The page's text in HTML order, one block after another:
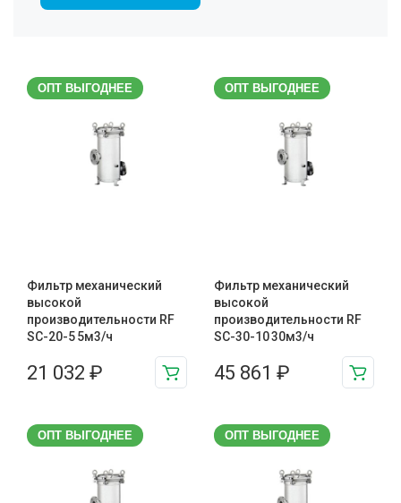
ОПТ ВЫГОДНЕЕ
Фильтр механический
высокой
производительности RF
SC-20-5 5м3/ч
21 032 ₽
ОПТ ВЫГОДНЕЕ
Фильтр механический
высокой
производительности RF
SC-30-10 30м3/ч
45 861 ₽
ОПТ ВЫГОДНЕЕ ОПТ ВЫГОДНЕЕ